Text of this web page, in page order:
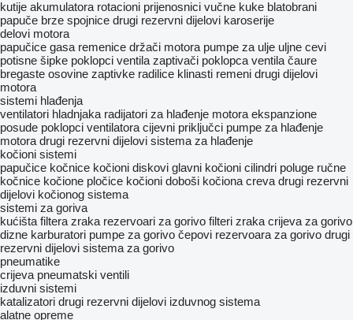
kutije akumulatora rotacioni prijenosnici vučne kuke blatobrani
papuče brze spojnice drugi rezervni dijelovi karoserije
delovi motora
papučice gasa remenice držači motora pumpe za ulje uljne cevi
potisne šipke poklopci ventila zaptivači poklopca ventila čaure
bregaste osovine zaptivke radilice klinasti remeni drugi dijelovi
motora
sistemi hlađenja
ventilatori hladnjaka radijatori za hlađenje motora ekspanzione
posude poklopci ventilatora cijevni priključci pumpe za hlađenje
motora drugi rezervni dijelovi sistema za hlađenje
kočioni sistemi
papučice kočnice kočioni diskovi glavni kočioni cilindri poluge ručne
kočnice kočione pločice kočioni doboši kočiona creva drugi rezervni
dijelovi kočionog sistema
sistemi za goriva
kućišta filtera zraka rezervoari za gorivo filteri zraka crijeva za gorivo
dizne karburatori pumpe za gorivo čepovi rezervoara za gorivo drugi
rezervni dijelovi sistema za gorivo
pneumatikе
crijeva pneumatski ventili
izduvni sistemi
katalizatori drugi rezervni dijelovi izduvnog sistema
alatne opreme